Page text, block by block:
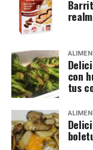
con
tus